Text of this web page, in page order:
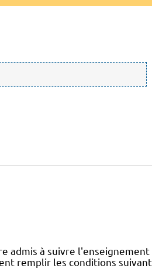
admis à suivre
remplir les conditions